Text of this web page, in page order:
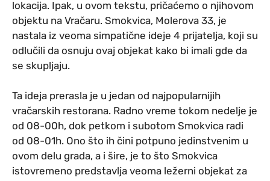
lokacija. Ipak, u ovom tekstu, pričaćemo o njihovom
objektu na Vračaru. Smokvica, Molerova 33, je
nastala iz veoma simpatične ideje 4 prijatelja, koji su
odlučili da osnuju ovaj objekat kako bi imali gde da
se skupljaju.
Ta ideja prerasla je u jedan od najpopularnijih
vračarskih restorana. Radno vreme tokom nedelje je
od 08-00h, dok petkom i subotom Smokvica radi
od 08-01h. Ono što ih čini potpuno jedinstvenim u
ovom delu grada, a i šire, je to što Smokvica
istovremeno predstavlja veoma ležerni objekat za